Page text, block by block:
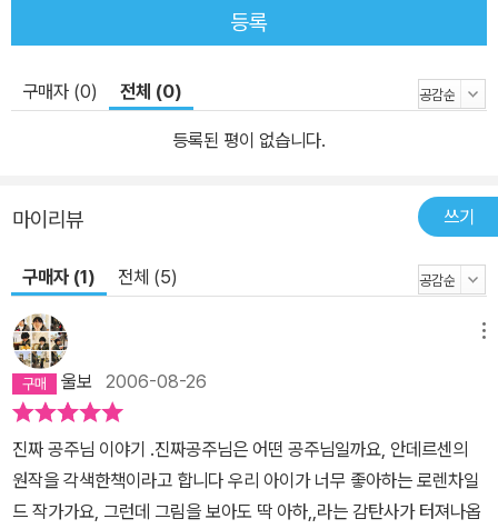
등록
구매자 (0) 전체 (0)
등록된 평이 없습니다.
마이리뷰 쓰기
구매자 (1) 전체 (5)
울보 2006-08-26
진짜 공주님 이야기 .진짜공주님은 어떤 공주님일까요, 안데르센의
원작을 각색한책이라고 합니다 우리 아이가 너무 좋아하는 로렌차일
드 작가가요, 그런데 그림을 보아도 딱 아하,,라는 감탄사가 터져나옵